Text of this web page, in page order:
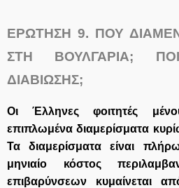
ΕΡΩΤΗΣΗ 9. ΠΟΥ
ΣΤΗ ΒΟΥΛΓΑΡΙΑ;
ΔΙΑΒΙΩΣΗΣ;
Οι Έλληνες φοιτητές
επιπλωμένα διαμερίσματα
Τα διαμερίσματα είναι
μηνιαίο κόστος
επιβαρύνσεων κυμαίνεται